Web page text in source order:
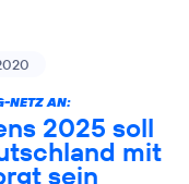
NETZ AN:
2025 soll
mit
sein